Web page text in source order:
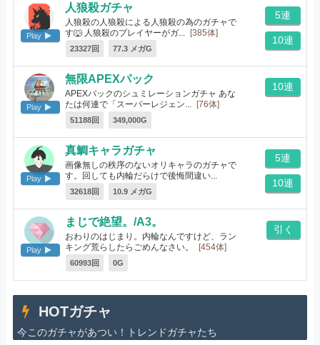
Play
人狼殺ガチャ
人狼殺の人狼殺による人狼殺の為のガチャで
す🐺 人狼殺のプレイヤーがガ...
[385体]
23327回 77.3 メガG
5連
10連
Play
無限APEXパック
APEXパックのシュミレーションガチャ あな
たは何連で「スーパーレジェン...
[76体]
51188回 349,000G
10連
Play
真鯛キャラガチャ
画像無しの秩序のないオリキャラのガチャで
す。回しても内輪だらけで後悔間違い...
[492体]
32618回 10.9 メガG
5連
10連
Play
まじで絶望。/A3。
おわりのはじまり。内輪なんですけど、ラン
キング荒らしたらごめんなさい。
[454体]
60993回 0G
引く
HOTガチャ
今このガチャがあつい！トレンドガチャたち